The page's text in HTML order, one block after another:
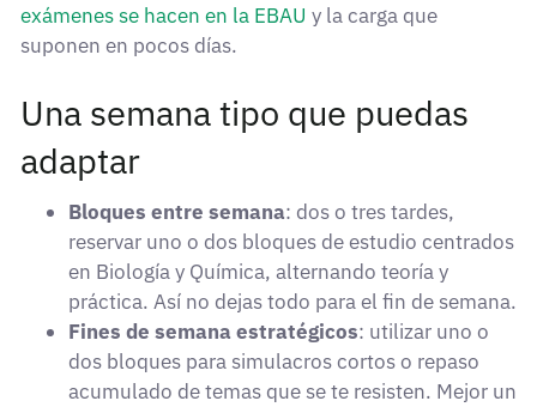
exámenes se hacen en la EBAU y la carga que
suponen en pocos días.
Una semana tipo que puedas
adaptar
Bloques entre semana: dos o tres tardes,
reservar uno o dos bloques de estudio centrados
en Biología y Química, alternando teoría y
práctica. Así no dejas todo para el fin de semana.
Fines de semana estratégicos: utilizar uno o
dos bloques para simulacros cortos o repaso
acumulado de temas que se te resisten. Mejor un